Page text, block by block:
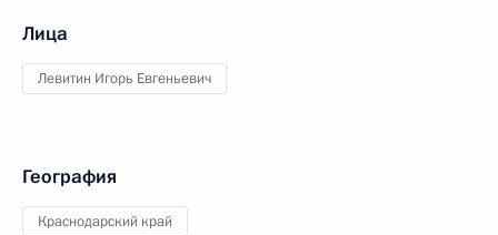
Лица
Левитин Игорь Евгеньевич
География
Краснодарский край